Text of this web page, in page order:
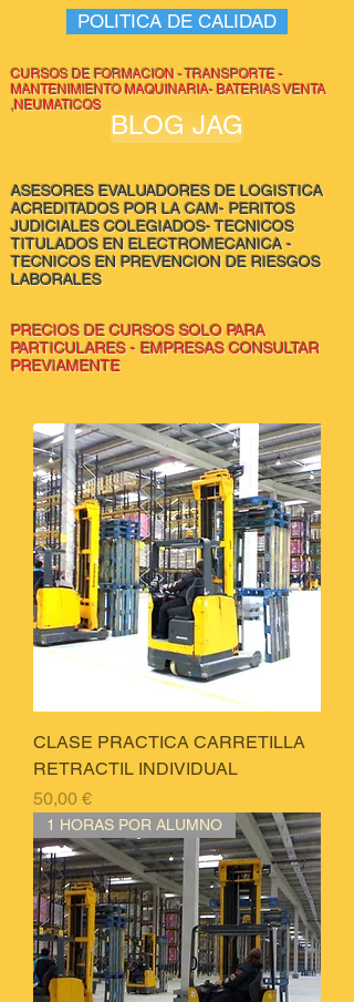
POLITICA DE CALIDAD
CURSOS DE FORMACION - TRANSPORTE -
MANTENIMIENTO MAQUINARIA- BATERIAS VENTA
,NEUMATICOS
BLOG JAG
ASESORES EVALUADORES DE LOGISTICA
ACREDITADOS POR LA CAM- PERITOS
JUDICIALES COLEGIADOS- TECNICOS
TITULADOS EN ELECTROMECANICA -
TECNICOS EN PREVENCION DE RIESGOS
LABORALES
PRECIOS DE CURSOS SOLO PARA
PARTICULARES - EMPRESAS CONSULTAR
PREVIAMENTE
CLASE PRACTICA CARRETILLA
RETRACTIL INDIVIDUAL
Price
50,00 €
1 HORAS POR ALUMNO